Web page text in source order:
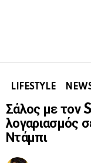
LIFESTYLE
Σάλος με τον
λογαριασμός
Ντάμπι